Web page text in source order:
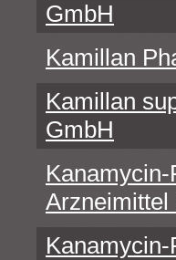
GmbH
Kamillan
Kamillan
GmbH
Arzneimittel